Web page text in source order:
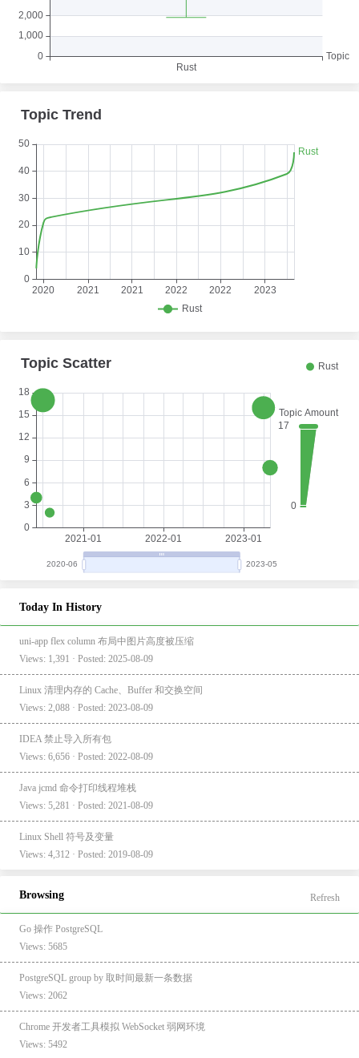
Today In History
uni-app flex column 布局中图片高度被压缩
Views: 1,391 · Posted: 2025-08-09
Linux 清理内存的 Cache、Buffer 和交换空间
Views: 2,088 · Posted: 2023-08-09
IDEA 禁止导入所有包
Views: 6,656 · Posted: 2022-08-09
Java jcmd 命令打印线程堆栈
Views: 5,281 · Posted: 2021-08-09
Linux Shell 符号及变量
Views: 4,312 · Posted: 2019-08-09
Browsing Refresh
Go 操作 PostgreSQL
Views: 5685
PostgreSQL group by 取时间最新一条数据
Views: 2062
Chrome 开发者工具模拟 WebSocket 弱网环境
Views: 5492